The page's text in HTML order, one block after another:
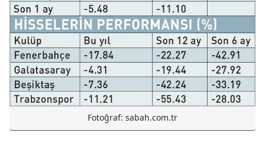
Fotoğraf: sabah.com.tr